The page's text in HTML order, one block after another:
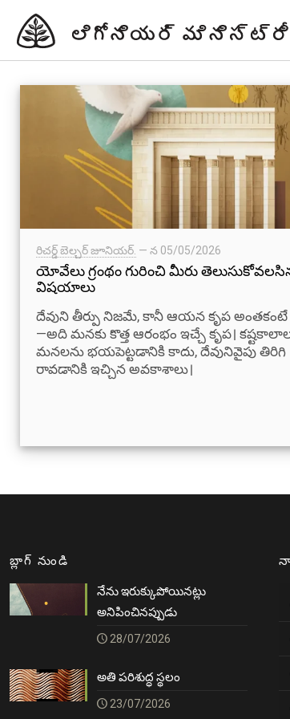
రిచర్డ్ బెల్చర్ జూనియర్. — న 05/05/2026
యోవేలు గ్రంథం గురించి మీరు
విషయాలు
దేవుని తీర్పు నిజమే, కానీ ఆయన కృప అంతకంటే
—అది మనకు కొత్త ఆరంభం ఇచ్చే కృప।
మనలను భయపెట్టడానికి కాదు, దేవునివైపు తిరిగి
రావడానికి ఇచ్చిన అవకాశాలు।
బ్లాగ్ నుండి
నేను ఇరుక్కుపోయినట్లు
అనిపించినప్పుడు
28/07/2026
అతి పరిశుద్ధ స్థలం
23/07/2026